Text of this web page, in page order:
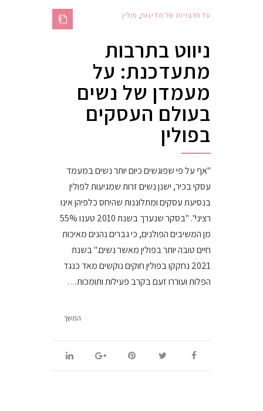
על תרבויות של מדינות פולין
ניווט בתרבות
מתעדכנת: על
מעמדן של נשים
בעולם העסקים
בפולין
"אף על פי שפוגשים כיום יותר נשים במעמד
עסקי בכיר, ישנן נשים זרות שמגיעות לפולין
בנסיעת עסקים ומתלוננות שהיחס כלפיהן אינו
רציני". "בסקר שנערך בשנת 2010 טענו 55%
מן המשיבים הפולנים, כי גברים נהנים מאיכות
חיים טובה יותר בפולין מאשר נשים." בשנת
2021 נחקקו בפולין חוקים נוקשים מאד כנגד
הפלות ועוררו זעם בקרב פעילות ותומכות…
המשך